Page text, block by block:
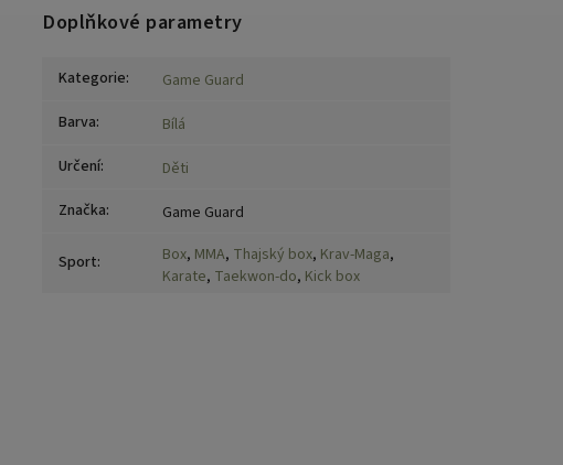
Doplňkové parametry
Kategorie:
Game Guard
Barva:
Bílá
Určení:
Děti
Značka: Game Guard
Sport: Box, MMA, Thajský box, Krav-Maga,
Karate, Taekwon-do, Kick box